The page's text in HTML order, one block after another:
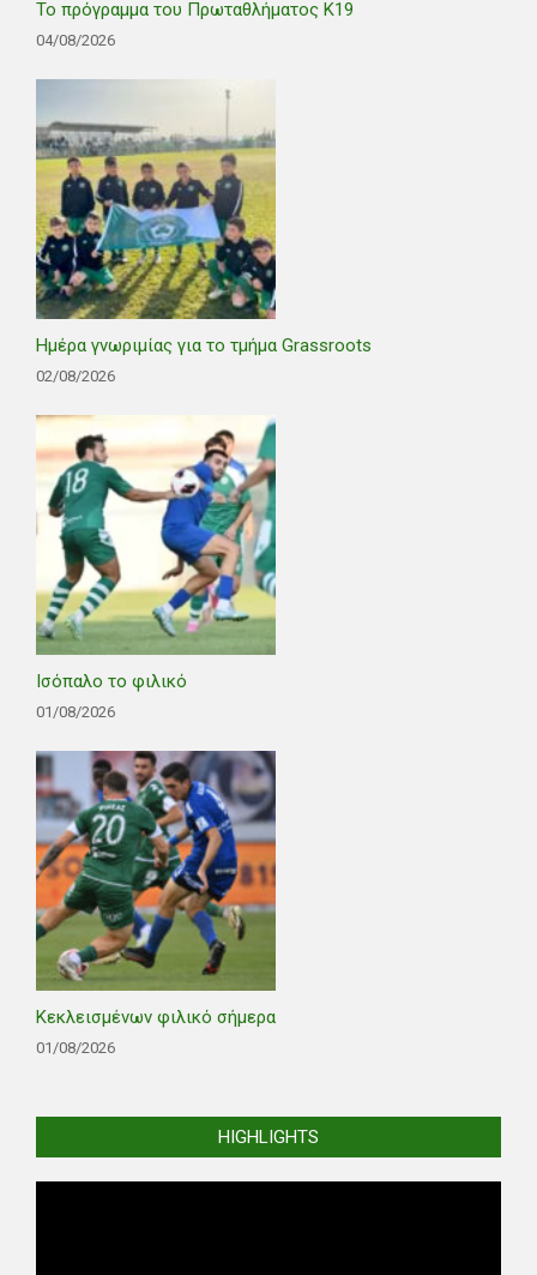
Το πρόγραμμα του Πρωταθλήματος Κ19
04/08/2026
Ημέρα γνωριμίας για το τμήμα Grassroots
02/08/2026
Ισόπαλο το φιλικό
01/08/2026
Κεκλεισμένων φιλικό σήμερα
01/08/2026
HIGHLIGHTS